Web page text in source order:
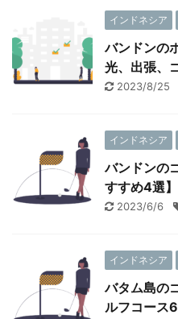
インドネシア
バンドンの
光、出張、
2023/8/25
インドネシア
バンドンの
すすめ4選】
2023/6/6
インドネシア
バタム島の
ルフコース6